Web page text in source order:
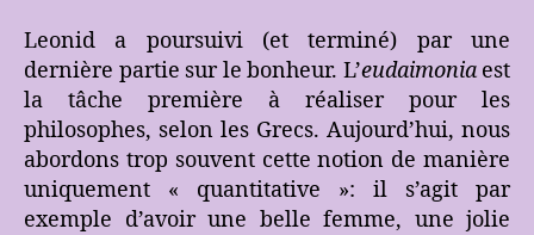
Leonid a poursuivi (et terminé) par une
dernière partie sur le bonheur. L’eudaimoniaest
la tâche première à réaliser pour les
philosophes, selon les Grecs. Aujourd’hui, nous
abordons trop souvent cette notion de manière
uniquement « quantitative »: il s’agit par
exemple d’avoir une belle femme, une jolie